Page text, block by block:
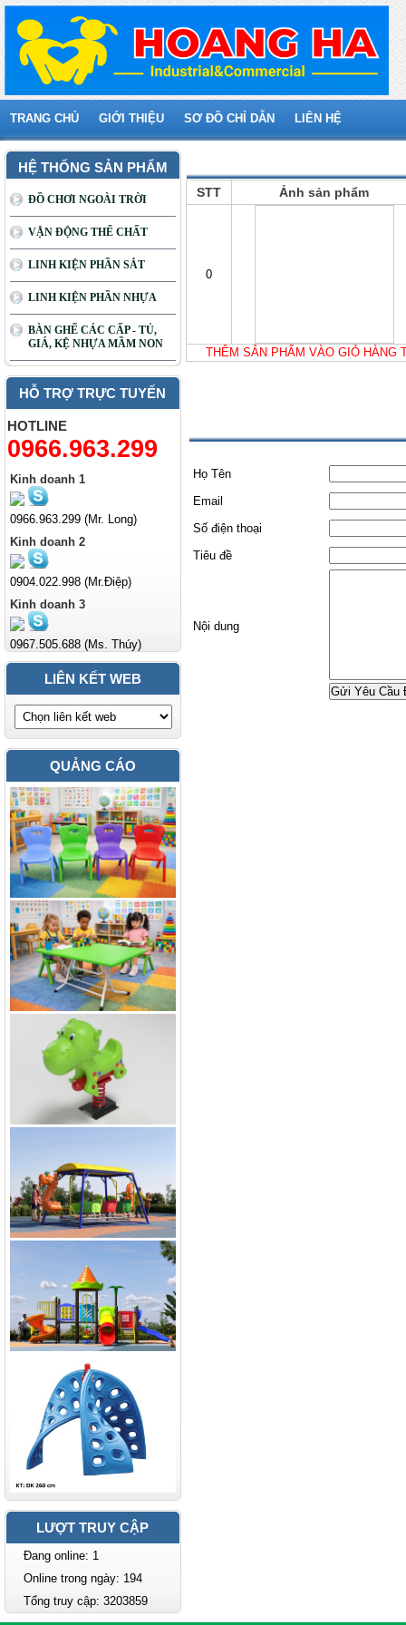
TRANG CHỦ GIỚI THIỆU SƠ ĐỒ CHỈ DẪN LIÊN HỆ
HỆ THỐNG SẢN PHẨM
ĐỒ CHƠI NGOÀI TRỜI
VẬN ĐỘNG THỂ CHẤT
LINH KIỆN PHẦN SẮT
LINH KIỆN PHẦN NHỰA
BÀN GHẾ CÁC CẤP - TỦ,
GIÁ, KỆ NHỰA MẦM NON
HỖ TRỢ TRỰC TUYẾN
HOTLINE
0966.963.299
Kinh doanh 1
0966.963.299 (Mr. Long)
Kinh doanh 2
0904.022.998 (Mr.Điệp)
Kinh doanh 3
0967.505.688 (Ms. Thúy)
LIÊN KẾT WEB
QUẢNG CÁO
LƯỢT TRUY CẬP
Đang online: 1
Online trong ngày: 194
Tổng truy cập: 3203859
STT Ảnh sản phẩm
0
THÊM SẢN PHẨM VÀO GIỎ HÀNG
Họ Tên
Email
Số điện thoại
Tiêu đề
Nội dung
Gửi Yêu Cầu